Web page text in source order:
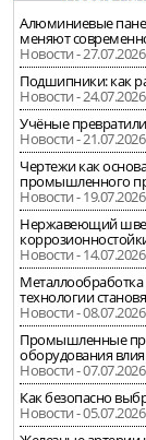
Алюминиевые
меняют
Новости - 27.07.2026
Подшипники: как
Новости -
Учёные
Новости -
Чертежи как
промышленного
Новости -
Нержавеющий
Новости -
технологии
Новости -
Промышленные
оборудования
Новости -
Как безопасно
Новости -